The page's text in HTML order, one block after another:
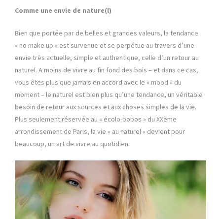
Comme une envie de nature(l)
Bien que portée par de belles et grandes valeurs, la tendance
« no make up » est survenue et se perpétue au travers d’une
envie très actuelle, simple et authentique, celle d’un retour au
naturel. A moins de vivre au fin fond des bois – et dans ce cas,
vous êtes plus que jamais en accord avec le « mood » du
moment – le naturel est bien plus qu’une tendance, un véritable
besoin de retour aux sources et aux choses simples de la vie.
Plus seulement réservée au « écolo-bobos » du XXème
arrondissement de Paris, la vie « au naturel » devient pour
beaucoup, un art de vivre au quotidien.